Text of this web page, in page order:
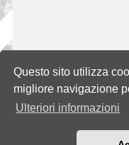
Questo sito utilizza
migliore navigazione
Ulteriori informazioni